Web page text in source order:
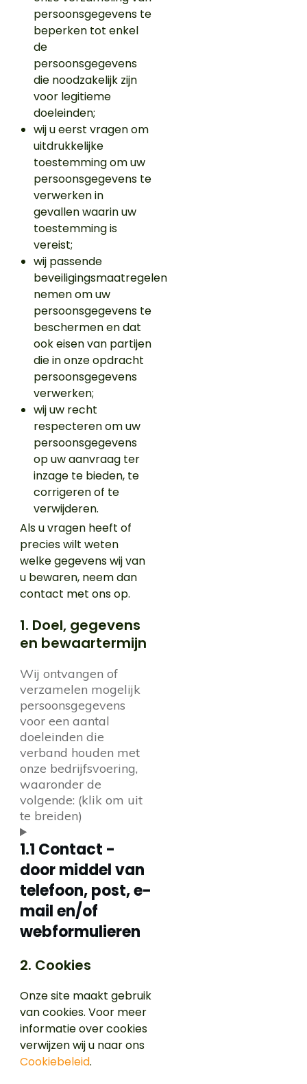
persoonsgegevens te
beperken tot enkel
de
persoonsgegevens
die noodzakelijk zijn
voor legitieme
doeleinden;
wij u eerst vragen om
uitdrukkelijke
toestemming om uw
persoonsgegevens te
verwerken in
gevallen waarin uw
toestemming is
vereist;
wij passende
beveiligingsmaatregelen
nemen om uw
persoonsgegevens te
beschermen en dat
ook eisen van partijen
die in onze opdracht
persoonsgegevens
verwerken;
wij uw recht
respecteren om uw
persoonsgegevens
op uw aanvraag ter
inzage te bieden, te
corrigeren of te
verwijderen.
Als u vragen heeft of
precies wilt weten
welke gegevens wij van
u bewaren, neem dan
contact met ons op.
1. Doel, gegevens
en bewaartermijn
Wij ontvangen of
verzamelen mogelijk
persoonsgegevens
voor een aantal
doeleinden die
verband houden met
onze bedrijfsvoering,
waaronder de
volgende: (klik om uit
te breiden)
1.1 Contact -
door middel van
telefoon, post, e-
mail en/of
webformulieren
2. Cookies
Onze site maakt gebruik
van cookies. Voor meer
informatie over cookies
verwijzen wij u naar ons
Cookiebeleid.